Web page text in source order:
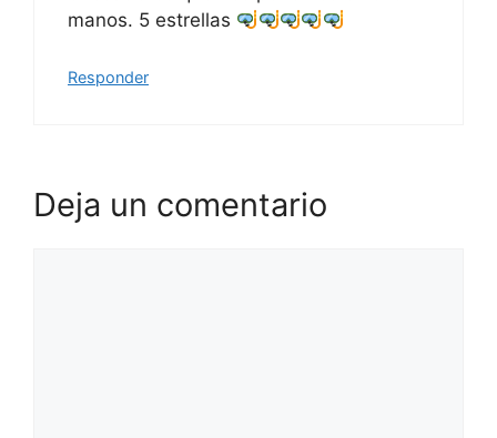
manos. 5 estrellas
Responder
Deja un comentario